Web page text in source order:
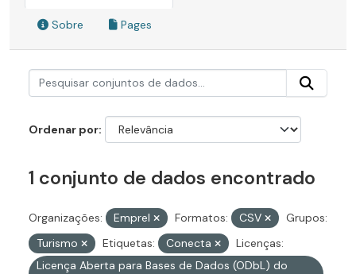
Sobre Pages
Ordenar por
1 conjunto de dados encontrado
Organizações: Emprel Formatos: CSV
Grupos:
Turismo
Etiquetas: Conecta
Licenças:
Licença Aberta para Bases de Dados (ODbL) do